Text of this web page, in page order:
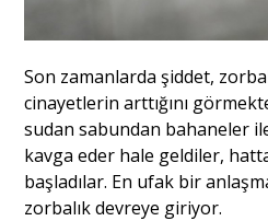
Dosya
Ankara
Son zamanlarda şiddet,
cinayetlerin arttığını
sudan sabundan bahaneler
kavga eder hale geldiler,
başladılar. En ufak bir
zorbalık devreye giriyor.